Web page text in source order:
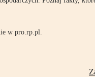
w pro.rp.pl.